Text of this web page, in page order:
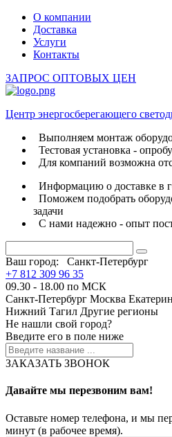
О компании
Доставка
Услуги
Контакты
ЗАПРОС ОПТОВЫХ ЦЕН
Центр энергосберегающего
Выполняем монтаж
Тестовая установка -
Для компаний возможна
Информацию о доставке в
Поможем подобрать
задачи
С нами надежно - опыт
Ваш город:
Санкт-Петербург
+7 812 309 96 35
09.30 - 18.00 по МСК
Санкт-Петербург Москва
Нижний Тагил Другие регионы
Не нашли свой город?
Введите его в поле ниже
ЗАКАЗАТЬ ЗВОНОК
Давайте мы перезвоним вам!
Оставьте номер телефона, и мы
минут (в рабочее время).